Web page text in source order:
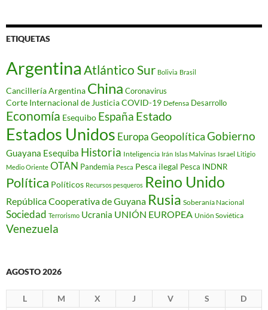
ETIQUETAS
Argentina Atlántico Sur Bolivia Brasil
Cancillería Argentina China Coronavirus
Corte Internacional de JusticiaCOVID-19 Defensa Desarrollo
Economía Esequibo España Estado
Estados Unidos EuropaGeopolíticaGobierno
Guayana Esequiba Historia Inteligencia Irán Islas Malvinas Israel Litigio
Medio Oriente OTAN Pandemia Pesca Pesca ilegal Pesca INDNR
Política Políticos Recursos pesqueros Reino Unido
República Cooperativa de Guyana Rusia Soberanía Nacional
Sociedad Terrorismo Ucrania UNIÓN EUROPEA Unión Soviética
Venezuela
AGOSTO 2026
L M X J V S
D